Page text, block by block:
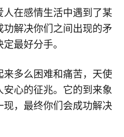
在感情生活中遇到了某
解决你们之间出现的矛
最好分手。
来多么困难和痛苦，天使
安心的征兆。它的到来象
现，最终你们会成功解决